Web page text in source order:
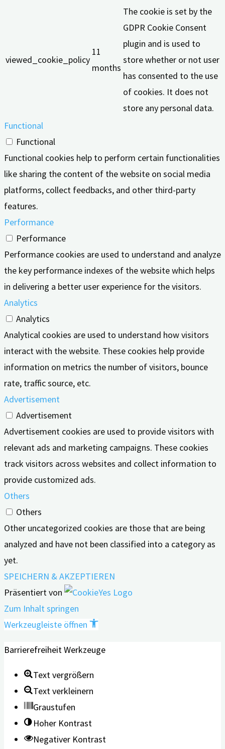
viewed_cookie_policy
11
months
The cookie is set by the
GDPR Cookie Consent
plugin and is used to
store whether or not user
has consented to the use
of cookies. It does not
store any personal data.
Functional
Functional
Functional cookies help to perform certain functionalities
like sharing the content of the website on social media
platforms, collect feedbacks, and other third-party
features.
Performance
Performance
Performance cookies are used to understand and analyze
the key performance indexes of the website which helps
in delivering a better user experience for the visitors.
Analytics
Analytics
Analytical cookies are used to understand how visitors
interact with the website. These cookies help provide
information on metrics the number of visitors, bounce
rate, traffic source, etc.
Advertisement
Advertisement
Advertisement cookies are used to provide visitors with
relevant ads and marketing campaigns. These cookies
track visitors across websites and collect information to
provide customized ads.
Others
Others
Other uncategorized cookies are those that are being
analyzed and have not been classified into a category as
yet.
SPEICHERN & AKZEPTIEREN
Präsentiert von
Zum Inhalt springen
Werkzeugleiste öffnen
Barrierefreiheit Werkzeuge
Text vergrößern
Text verkleinern
Graustufen
Hoher Kontrast
Negativer Kontrast